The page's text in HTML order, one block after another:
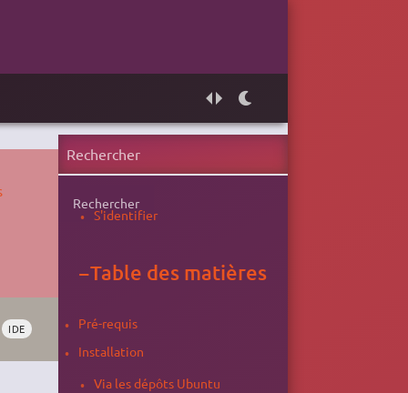
IDE
Rechercher
S'identifier
−Table des matières
Pré-requis
Installation
Via les dépôts Ubuntu